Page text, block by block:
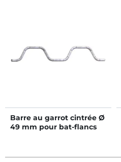
Barre au garrot cintrée Ø
49 mm pour bat-flancs